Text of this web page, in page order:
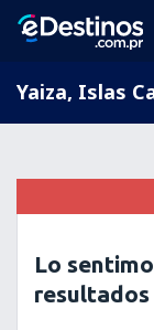
Lo
resultados